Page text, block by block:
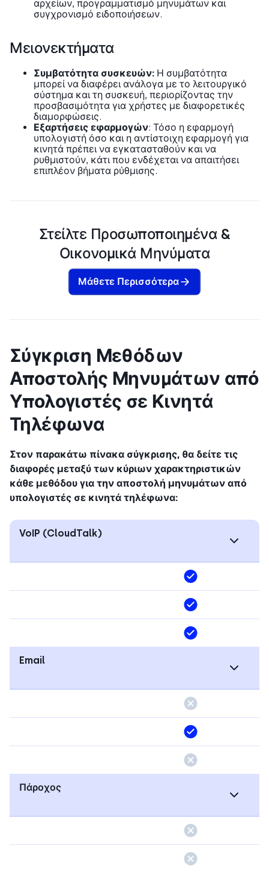
αρχείων, προγραμματισμό μηνυμάτων και
συγχρονισμό ειδοποιήσεων.
Μειονεκτήματα
Συμβατότητα συσκευών: Η συμβατότητα
μπορεί να διαφέρει ανάλογα με το λειτουργικό
σύστημα και τη συσκευή, περιορίζοντας την
προσβασιμότητα για χρήστες με διαφορετικές
διαμορφώσεις.
Εξαρτήσεις εφαρμογών: Τόσο η εφαρμογή
υπολογιστή όσο και η αντίστοιχη εφαρμογή για
κινητά πρέπει να εγκατασταθούν και να
ρυθμιστούν, κάτι που ενδέχεται να απαιτήσει
επιπλέον βήματα ρύθμισης.
Στείλτε Προσωποποιημένα &
Οικονομικά Μηνύματα
Μάθετε Περισσότερα
Σύγκριση Μεθόδων
Αποστολής Μηνυμάτων από
Υπολογιστές σε Κινητά
Τηλέφωνα
Στον παρακάτω πίνακα σύγκρισης, θα δείτε τις
διαφορές μεταξύ των κύριων χαρακτηριστικών
κάθε μεθόδου για την αποστολή μηνυμάτων από
υπολογιστές σε κινητά τηλέφωνα:
VoIP (CloudTalk)
Email
Πάροχος